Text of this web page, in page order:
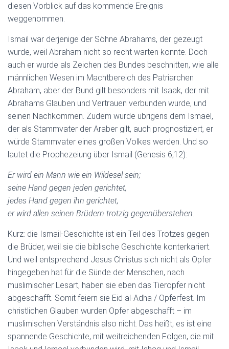
diesen Vorblick auf das kommende Ereignis
weggenommen.
Ismail war derjenige der Söhne Abrahams, der gezeugt
wurde, weil Abraham nicht so recht warten konnte. Doch
auch er wurde als Zeichen des Bundes beschnitten, wie alle
männlichen Wesen im Machtbereich des Patriarchen
Abraham, aber der Bund gilt besonders mit Isaak, der mit
Abrahams Glauben und Vertrauen verbunden wurde, und
seinen Nachkommen. Zudem wurde übrigens dem Ismael,
der als Stammvater der Araber gilt, auch prognostiziert, er
würde Stammvater eines großen Volkes werden. Und so
lautet die Prophezeiung über Ismail (Genesis 6,12):
Er wird ein Mann wie ein Wildesel sein;
seine Hand gegen jeden gerichtet,
jedes Hand gegen ihn gerichtet,
er wird allen seinen Brüdern trotzig gegenüberstehen.
Kurz: die Ismail-Geschichte ist ein Teil des Trotzes gegen
die Brüder, weil sie die biblische Geschichte konterkariert.
Und weil entsprechend Jesus Christus sich nicht als Opfer
hingegeben hat für die Sünde der Menschen, nach
muslimischer Lesart, haben sie eben das Tieropfer nicht
abgeschafft. Somit feiern sie Eid al-Adha / Opferfest. Im
christlichen Glauben wurden Opfer abgeschafft – im
muslimischen Verständnis also nicht. Das heißt, es ist eine
spannende Geschichte, mit weitreichenden Folgen, die mit